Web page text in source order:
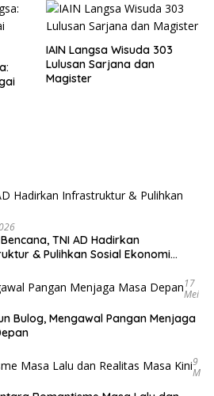
IAIN Langsa Wisuda 303
Lulusan Sarjana dan
Magister
TNI AD Hadirkan
& Pulihkan Sosial Ekonomi
17
Mei
Bulog, Mengawal Pangan Menjaga
9
M